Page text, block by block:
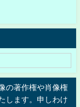
の著作権や肖像権
します。申しわけ